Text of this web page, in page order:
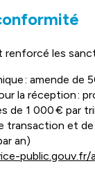
les
: amende de
la réception :
de 1 000 € par
transaction et
an)